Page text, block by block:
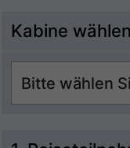
Kabine wählen